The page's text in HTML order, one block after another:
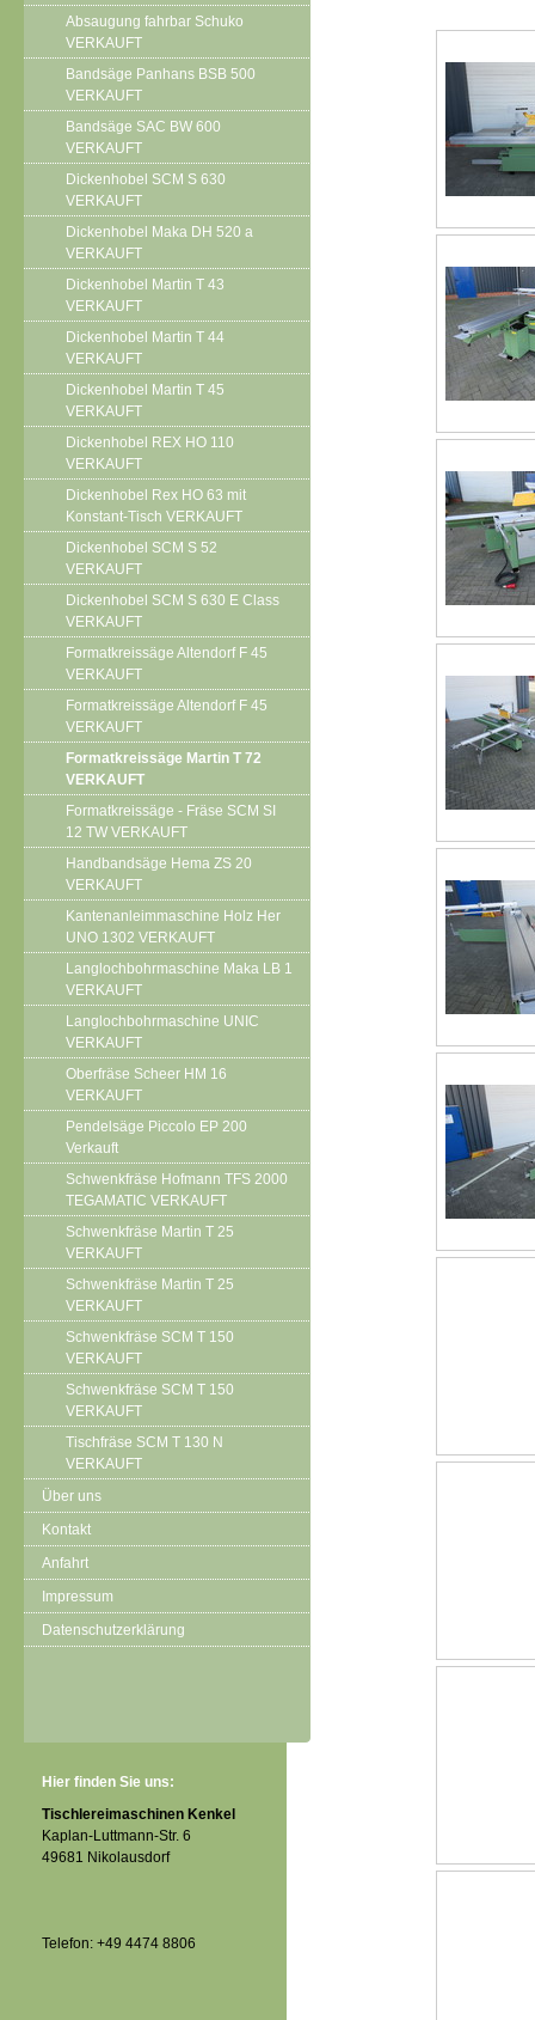
Absaugung fahrbar Schuko
VERKAUFT
Bandsäge Panhans BSB 500
VERKAUFT
Bandsäge SAC BW 600
VERKAUFT
Dickenhobel SCM S 630
VERKAUFT
Dickenhobel Maka DH 520 a
VERKAUFT
Dickenhobel Martin T 43
VERKAUFT
Dickenhobel Martin T 44
VERKAUFT
Dickenhobel Martin T 45
VERKAUFT
Dickenhobel REX HO 110
VERKAUFT
Dickenhobel Rex HO 63 mit
Konstant-Tisch VERKAUFT
Dickenhobel SCM S 52
VERKAUFT
Dickenhobel SCM S 630 E Class
VERKAUFT
Formatkreissäge Altendorf F 45
VERKAUFT
Formatkreissäge Altendorf F 45
VERKAUFT
Formatkreissäge Martin T 72
VERKAUFT
Formatkreissäge - Fräse SCM SI
12 TW VERKAUFT
Handbandsäge Hema ZS 20
VERKAUFT
Kantenanleimmaschine Holz Her
UNO 1302 VERKAUFT
Langlochbohrmaschine Maka LB 1
VERKAUFT
Langlochbohrmaschine UNIC
VERKAUFT
Oberfräse Scheer HM 16
VERKAUFT
Pendelsäge Piccolo EP 200
Verkauft
Schwenkfräse Hofmann TFS 2000
TEGAMATIC VERKAUFT
Schwenkfräse Martin T 25
VERKAUFT
Schwenkfräse Martin T 25
VERKAUFT
Schwenkfräse SCM T 150
VERKAUFT
Schwenkfräse SCM T 150
VERKAUFT
Tischfräse SCM T 130 N
VERKAUFT
Über uns
Kontakt
Anfahrt
Impressum
Datenschutzerklärung
Hier finden Sie uns:
Tischlereimaschinen Kenkel
Kaplan-Luttmann-Str. 6
49681 Nikolausdorf
Telefon: +49 4474 8806